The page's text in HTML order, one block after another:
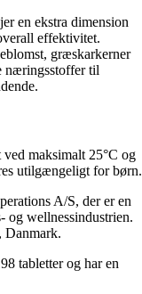
en ekstra dimension
effektivitet.
græskarkerner
næringsstoffer til
maksimalt 25°C og
utilgængeligt for børn.
A/S, der er en
og wellnessindustrien.
Danmark.
tabletter og har en